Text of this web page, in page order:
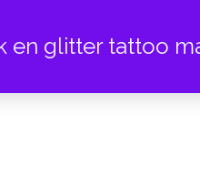
en glitter tattoo